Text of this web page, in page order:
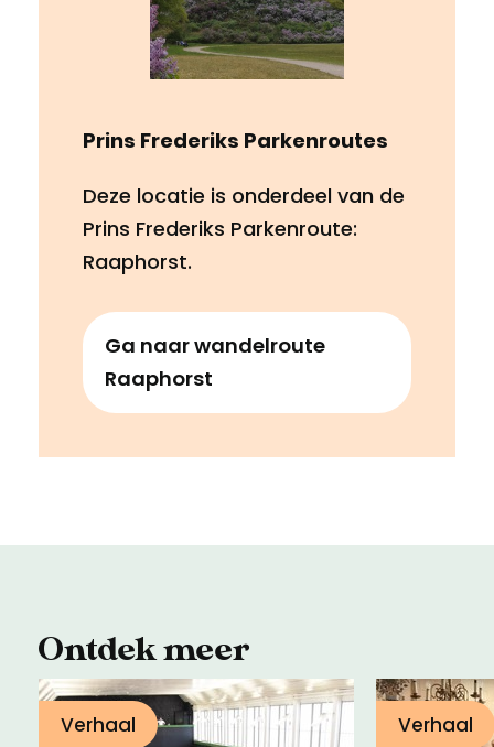
Prins Frederiks Parkenroutes
Deze locatie is onderdeel van de
Prins Frederiks Parkenroute:
Raaphorst.
Ga naar wandelroute
Raaphorst
Ontdek meer
Verhaal Verhaal